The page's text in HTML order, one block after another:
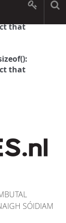
that
that
SÓIDIAM